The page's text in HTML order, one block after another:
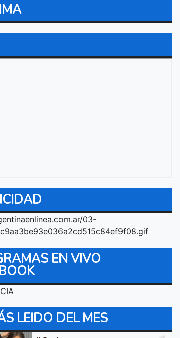
03-
EN VIVO
LEIDO DEL MES